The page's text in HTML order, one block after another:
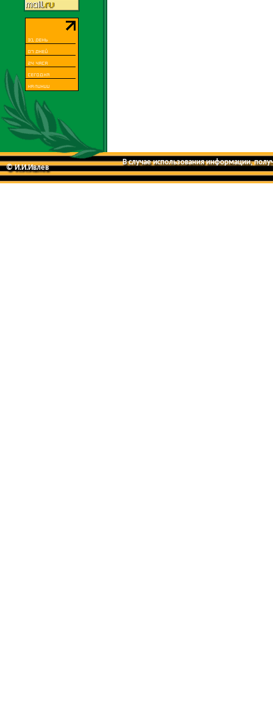
© И.И.Ивлев
В случае использования информации,